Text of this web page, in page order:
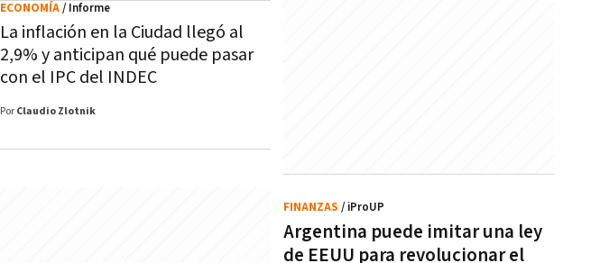
La inflación en la Ciudad llegó al
2,9% y anticipan qué puede pasar
con el IPC del INDEC
ECONOMÍA/ Informe
Por Claudio Zlotnik
Argentina puede imitar una ley
de EEUU para revolucionar el
FINANZAS / iProUP